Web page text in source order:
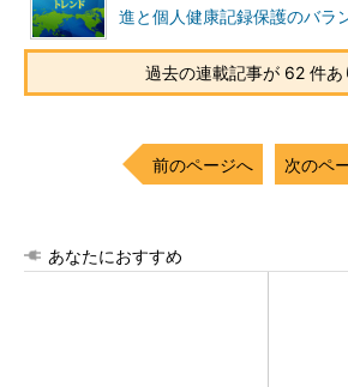
進と個人健康記録保護のバラ
過去の連載記事が 62 件あ
前のページへ 次のペ
あなたにおすすめ